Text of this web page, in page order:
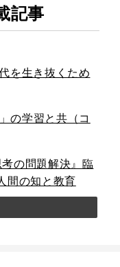
記事
を生き抜くため
の学習と共（コ
考の問題解決』臨
間の知と教育